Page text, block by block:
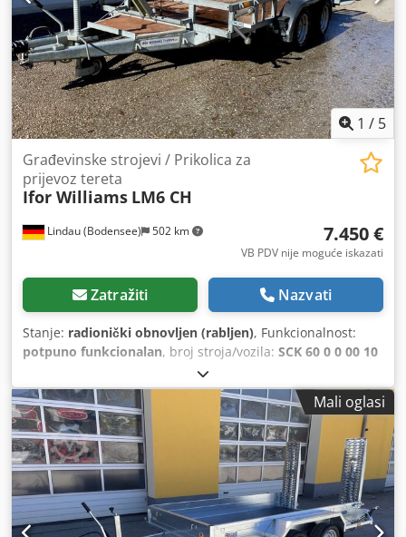
1 / 5
Lindau (Bodensee) 502 km
Građevinske strojevi / Prikolica za
prijevoz tereta
Ifor Williams LM6 CH
7.450 €
VB PDV nije moguće iskazati
Zatražiti Nazvati
Stanje: radionički obnovljen (rabljen), Funkcionalnost:
potpuno funkcionalan, broj stroja/vozila: SCK 60 0 0 00 10
, masa praznog vozila:
nosivost:2.820 kg, ukupna masa:3.500 kg, konfiguracija
osovina:2 osovine, dopušteno opterećenje osovine
(osovina 1): 1.750 kg , dopušteno opterećenje osovine
(osovina 2):1.750 kg, prva registracija:07/2001, sljedeći
pregled (TÜV):03/2028 čelik, stanje guma:
postotak, maksimalna brzina: 100 km/h, boja:siva,
kočnica prikolice:prikolica s kočnicom, Godina
proizvodnje:2001 , radni sati:300 h, Oprema:spojka
Mali oglasi